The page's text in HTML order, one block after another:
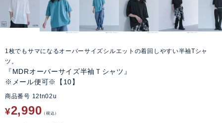
1枚でもサマになるオーバーサイズシルエットの着回しやすい半袖Tシャ
ツ。
『MDRオーバーサイズ半袖Ｔシャツ』
※メール便可※【10】
商品番号 12tn02u
¥2,990 税込